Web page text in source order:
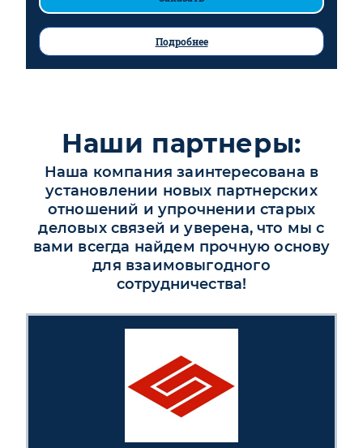
Подробнее
Наши партнеры:
Наша компания заинтересована в
установлении новых партнерских
отношений и упрочнении старых
деловых связей и уверена, что мы с
вами всегда найдем прочную основу
для взаимовыгодного
сотрудничества!